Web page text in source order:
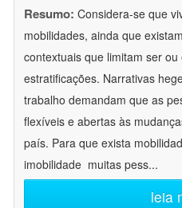
Resumo: Considera-se que
mobilidades, ainda que
contextuais que limitam ser
estratificações. Narrativas
trabalho demandam que as
flexíveis e abertas às
país. Para que exista
imobilidade  muitas pess...
leia